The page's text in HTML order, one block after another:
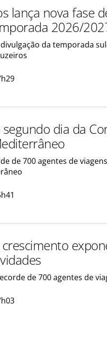
lança nova fase
2026/
da temporada
dia da
de 700 agentes de
crescimento
de 700 agentes de